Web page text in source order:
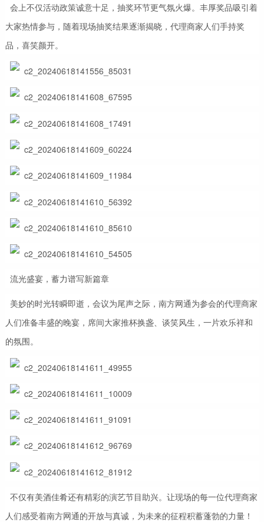
会上不仅活动政策诚意十足，抽奖环节更气氛火爆。丰厚奖品吸引着
大家热情参与，随着现场抽奖结果逐渐揭晓，代理商家人们手持奖
品，喜笑颜开。
流光盛宴，蓄力谱写新篇章
美妙的时光转瞬即逝，会议为尾声之际，南方网通为参会的代理商家
人们准备丰盛的晚宴，席间大家推杯换盏、谈笑风生，一片欢乐祥和
的氛围。
不仅有美酒佳肴还有精彩的演艺节目助兴。让现场的每一位代理商家
人们感受着南方网通的开放与真诚，为未来的征程积蓄蓬勃的力量！